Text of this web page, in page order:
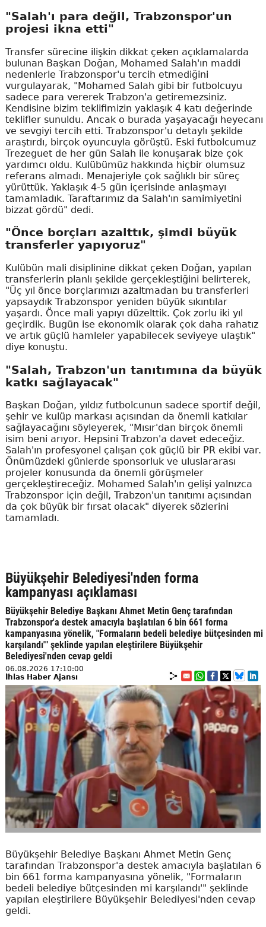
"Salah'ı para değil, Trabzonspor'un
projesi ikna etti"
Transfer sürecine ilişkin dikkat çeken açıklamalarda
bulunan Başkan Doğan, Mohamed Salah'ın maddi
nedenlerle Trabzonspor'u tercih etmediğini
vurgulayarak, "Mohamed Salah gibi bir futbolcuyu
sadece para vererek Trabzon'a getiremezsiniz.
Kendisine bizim teklifimizin yaklaşık 4 katı değerinde
teklifler sunuldu. Ancak o burada yaşayacağı heyecanı
ve sevgiyi tercih etti. Trabzonspor'u detaylı şekilde
araştırdı, birçok oyuncuyla görüştü. Eski futbolcumuz
Trezeguet de her gün Salah ile konuşarak bize çok
yardımcı oldu. Kulübümüz hakkında hiçbir olumsuz
referans almadı. Menajeriyle çok sağlıklı bir süreç
yürüttük. Yaklaşık 4-5 gün içerisinde anlaşmayı
tamamladık. Taraftarımız da Salah'ın samimiyetini
bizzat gördü" dedi.
"Önce borçları azalttık, şimdi büyük
transferler yapıyoruz"
Kulübün mali disiplinine dikkat çeken Doğan, yapılan
transferlerin planlı şekilde gerçekleştiğini belirterek,
"Üç yıl önce borçlarımızı azaltmadan bu transferleri
yapsaydık Trabzonspor yeniden büyük sıkıntılar
yaşardı. Önce mali yapıyı düzelttik. Çok zorlu iki yıl
geçirdik. Bugün ise ekonomik olarak çok daha rahatız
ve artık güçlü hamleler yapabilecek seviyeye ulaştık"
diye konuştu.
"Salah, Trabzon'un tanıtımına da büyük
katkı sağlayacak"
Başkan Doğan, yıldız futbolcunun sadece sportif değil,
şehir ve kulüp markası açısından da önemli katkılar
sağlayacağını söyleyerek, "Mısır'dan birçok önemli
isim beni arıyor. Hepsini Trabzon'a davet edeceğiz.
Salah'ın profesyonel çalışan çok güçlü bir PR ekibi var.
Önümüzdeki günlerde sponsorluk ve uluslararası
projeler konusunda da önemli görüşmeler
gerçekleştireceğiz. Mohamed Salah'ın gelişi yalnızca
Trabzonspor için değil, Trabzon'un tanıtımı açısından
da çok büyük bir fırsat olacak" diyerek sözlerini
tamamladı.
Büyükşehir Belediyesi'nden forma
kampanyası açıklaması
Büyükşehir Belediye Başkanı Ahmet Metin Genç tarafından
Trabzonspor'a destek amacıyla başlatılan 6 bin 661 forma
kampanyasına yönelik, "Formaların bedeli belediye bütçesinden mi
karşılandı'" şeklinde yapılan eleştirilere Büyükşehir
Belediyesi'nden cevap geldi
06.08.2026 17:10:00
İhlas Haber Ajansı
Büyükşehir Belediye Başkanı Ahmet Metin Genç
tarafından Trabzonspor'a destek amacıyla başlatılan 6
bin 661 forma kampanyasına yönelik, "Formaların
bedeli belediye bütçesinden mi karşılandı'" şeklinde
yapılan eleştirilere Büyükşehir Belediyesi'nden cevap
geldi.